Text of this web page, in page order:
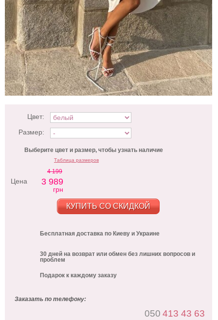
Цвет:
Размер:
Выберите цвет и размер, чтобы узнать наличие
Таблица размеров
Цена
4 199
3 989
грн
КУПИТЬ СО СКИДКОЙ
Бесплатная доставка по Киеву и Украине
30 дней на возврат или обмен без лишних вопросов и
проблем
Подарок к каждому заказу
Заказать по телефону:
050 413 43 63